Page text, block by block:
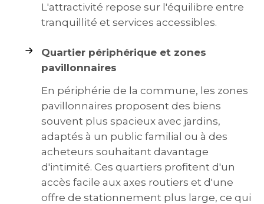
L'attractivité repose sur l'équilibre entre
tranquillité et services accessibles.
Quartier périphérique et zones
pavillonnaires
En périphérie de la commune, les zones
pavillonnaires proposent des biens
souvent plus spacieux avec jardins,
adaptés à un public familial ou à des
acheteurs souhaitant davantage
d'intimité. Ces quartiers profitent d'un
accès facile aux axes routiers et d'une
offre de stationnement plus large, ce qui